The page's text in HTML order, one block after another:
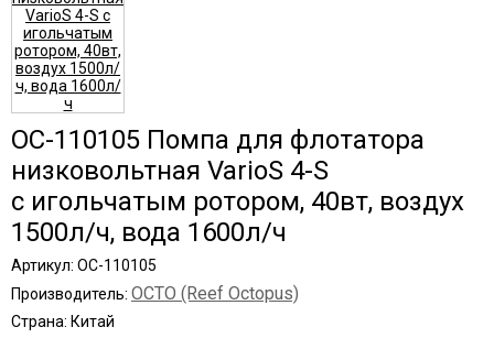
OC-110105 Помпа для флотатора
низковольтная VarioS 4-S
с игольчатым ротором, 40вт, воздух
1500л/ч, вода 1600л/ч
Артикул: OC-110105
Производитель: OCTO (Reef Octopus)
Страна: Китай